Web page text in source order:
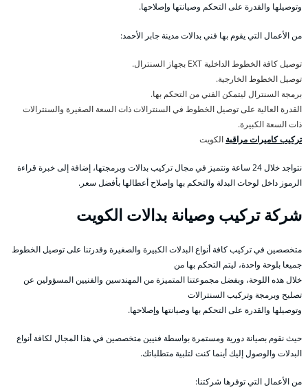
وتوصيلها والقدرة على التحكم وصيانتها وإصلاحها.
من الأعمال التي يقوم بها فني بدالات مدينة جابر الأحمد:
توصيل كافة الخطوط الداخلية EXT بجهاز السنترال.
توصيل الخطوط الخارجية.
برمجة السنترال ليتمكن الفني من التحكم بها.
القدرة العالية على توصيل الخطوط في السنترالات ذات السعة الصغيرة والسنترالات
ذات السعة الكبيرة.
تركيب كاميرات مراقبة الكويت
نتواجد خلال 24 ساعة ونتميز في مجال تركيب بدالات وبرمجتها، إضافة إلى خبرة قراءة
الرموز داخل لوحات البدلة والتحكم بها وإصلاح أعطالها بأفضل سعر.
شركة تركيب وصيانة بدالات الكويت
متخصصين في تركيب كافة أنواع البدلات الكبيرة والصغيرة وقدرتنا على توصيل الخطوط
جميعا بلوحة واحدة، ليتم التحكم بها من
خلال هذه اللوحة، وبفضل مجموعتنا المتميزة من المهندسين والفنيين المسؤولين عن
تصليح وبرمجة وتركيب السنترالات
وتوصيلها والقدرة على التحكم بها وصيانتها وإصلاحها.
حيث نقوم بصيانة دورية ومستمرة بواسطة فنيين متخصصين في هذا المجال لكافة أنواع
البدلات والوصول إليك أينما كنت لتلبية متطلباتك.
من الأعمال التي توفرها شركتنا: